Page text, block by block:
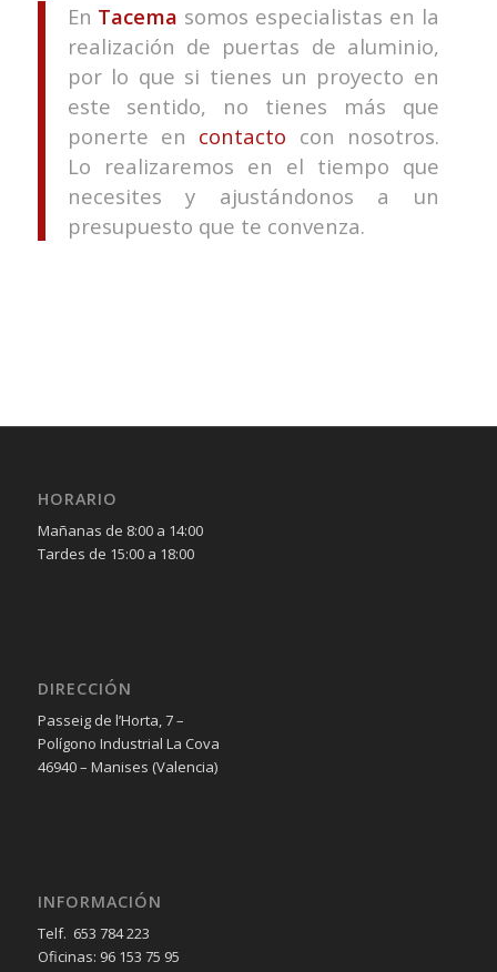
En Tacema somos especialistas en la
realización de puertas de aluminio,
por lo que si tienes un proyecto en
este sentido, no tienes más que
ponerte en contacto con nosotros.
Lo realizaremos en el tiempo que
necesites y ajustándonos a un
presupuesto que te convenza.
HORARIO
Mañanas de 8:00 a 14:00
Tardes de 15:00 a 18:00
DIRECCIÓN
Passeig de l’Horta, 7 –
Polígono Industrial La Cova
46940 – Manises (Valencia)
INFORMACIÓN
Telf. 653 784 223
Oficinas: 96 153 75 95